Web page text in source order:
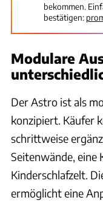
bekommen.
bestätigen:
Modulare
Der Astro ist als
konzipiert. Käufer
schrittweise
Seitenwände, eine
Kinderschlafzelt.
ermöglicht eine